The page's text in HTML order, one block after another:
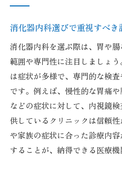
消化器内科選びで重視すべき
消化器内科を選ぶ際は、胃や
範囲や専門性に注目しましょ
は症状が多様で、専門的な検
です。例えば、慢性的な胃痛
などの症状に対して、内視鏡
供しているクリニックは信頼
や家族の症状に合った診療内
することが、納得できる医療機